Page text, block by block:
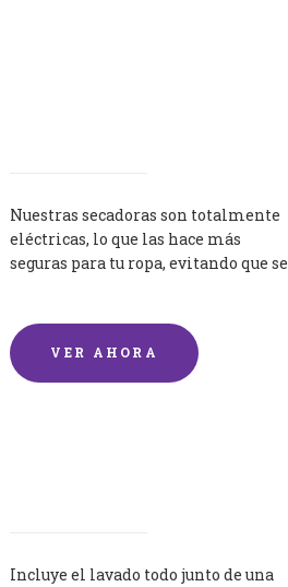
Nuestras secadoras son totalmente
eléctricas, lo que las hace más
seguras para tu ropa, evitando que se
VER AHORA
Incluye el lavado todo junto de una